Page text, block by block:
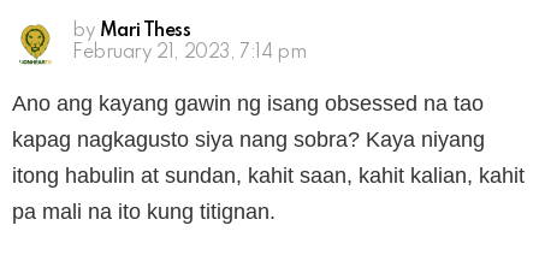
by Mari Thess
February 21, 2023, 7:14 pm
Ano ang kayang gawin ng isang obsessed na tao
kapag nagkagusto siya nang sobra? Kaya niyang
itong habulin at sundan, kahit saan, kahit kalian, kahit
pa mali na ito kung titignan.